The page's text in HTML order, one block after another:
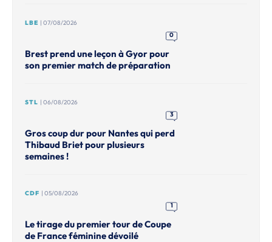
LBE | 07/08/2026
0
Brest prend une leçon à Gyor pour
son premier match de préparation
STL | 06/08/2026
3
Gros coup dur pour Nantes qui perd
Thibaud Briet pour plusieurs
semaines !
CDF | 05/08/2026
1
Le tirage du premier tour de Coupe
de France féminine dévoilé